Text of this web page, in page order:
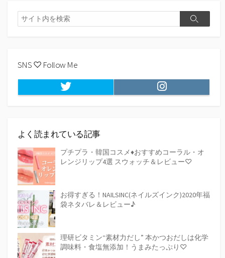
検
索
検
SNS ♡ Follow Me
Twitter Instagram
よく読まれている記事
プチプラ・韓国コスメ♦おすすめコーラル・オ
レンジリップ4選 スウォッチ＆レビュー♡
お得すぎる！NAILSINC(ネイルズインク)2020年福
袋ネタバレ＆レビュー♪
理研ビタミン“素材力だし” 本かつおだしは化学
調味料・食塩無添加！うまみたっぷり♡